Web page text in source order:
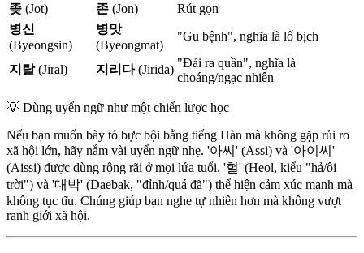
좆 (Jot) 존 (Jon)
Rút gọn
병신
(Byeongsin)
병맛
(Byeongmat)
"Gu bệnh", nghĩa là lố bịch
지랄(Jiral) 지리다(Jirida) "Đái ra quần", nghĩa là
choáng/ngạc nhiên
💡 Dùng uyển ngữ như một chiến lược học
Nếu bạn muốn bày tỏ bực bội bằng tiếng Hàn mà không gặp rủi ro
xã hội lớn, hãy nắm vài uyển ngữ nhẹ. '아씨' (Assi) và '아이씨'
(Aissi) được dùng rộng rãi ở mọi lứa tuổi. '헐' (Heol, kiểu "hả/ôi
trời") và '대박' (Daebak, "đỉnh/quá đã") thể hiện cảm xúc mạnh mà
không tục tĩu. Chúng giúp bạn nghe tự nhiên hơn mà không vượt
ranh giới xã hội.